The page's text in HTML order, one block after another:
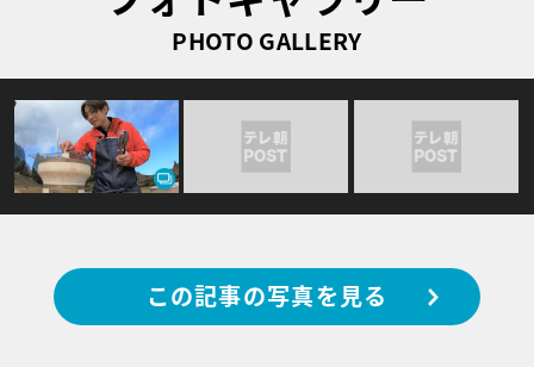
PHOTO GALLERY
この記事の写真を見る